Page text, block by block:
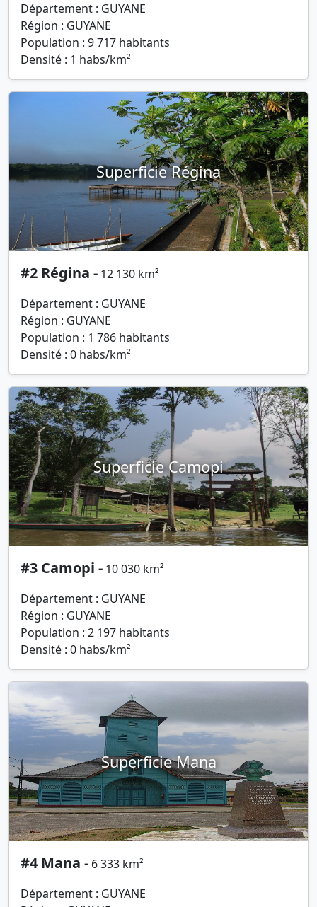
Département : GUYANE
Région : GUYANE
Population : 9 717 habitants
Densité : 1 habs/km²
Superficie Régina
#2 Régina - 12 130 km²
Département : GUYANE
Région : GUYANE
Population : 1 786 habitants
Densité : 0 habs/km²
Superficie Camopi
#3 Camopi - 10 030 km²
Département : GUYANE
Région : GUYANE
Population : 2 197 habitants
Densité : 0 habs/km²
Superficie Mana
#4 Mana - 6 333 km²
Département : GUYANE